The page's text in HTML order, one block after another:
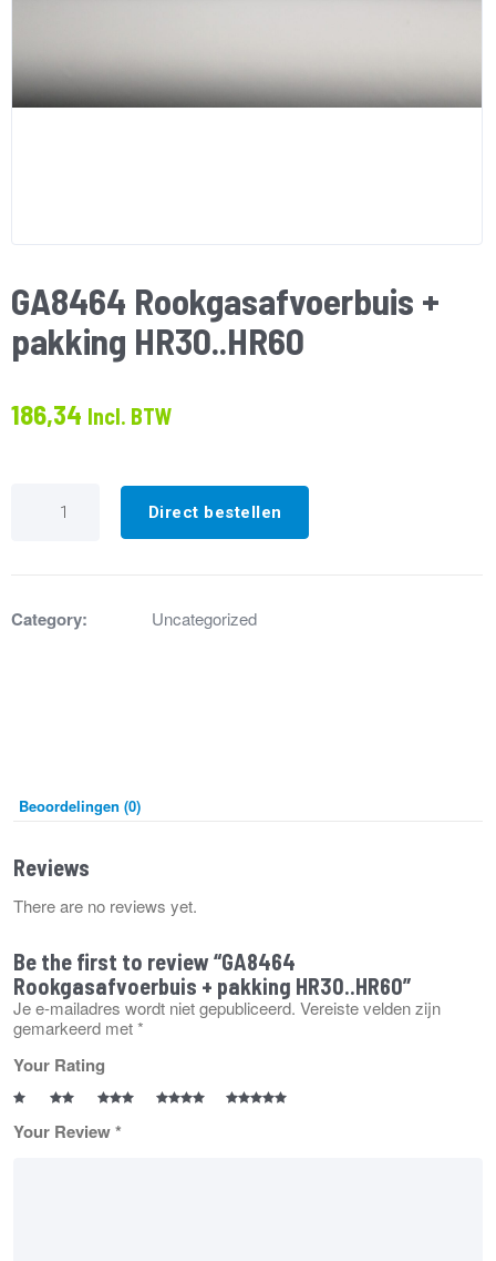
GA8464 Rookgasafvoerbuis +
pakking HR30..HR60
186,34 Incl. BTW
RookgasafvoerbuisDirect bestellen
Category: Uncategorized
Beoordelingen (0)
Reviews
There are no reviews yet.
Be the first to review “GA8464
Rookgasafvoerbuis + pakking HR30..HR60”
Je e-mailadres wordt niet gepubliceerd. Vereiste velden zijn
gemarkeerd met*
Your Rating
Your Review*